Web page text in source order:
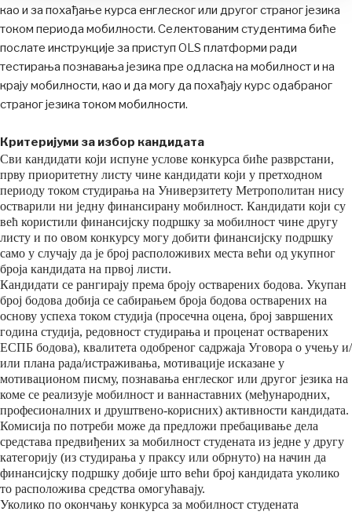
као и зa похађање курса енглеског или другог страног језика
током периода мобилности. Селектованим студентима биће
послате инструкције за приступ OLS платформи ради
тестирања познавања језика пре одласка на мобилност и на
крају мобилности, као и да могу да похађају курс одабраног
страног језика током мобилности.
Критеријуми за избор кандидата
Сви кандидати који испуне услове конкурса биће разврстани,
прву приоритетну листу чине кандидати који у претходном
периоду током студирања на Универзитету Метрополитан нису
остварили ни једну финансирану мобилност. Кандидати који су
већ користили финансијску подршку за мобилност чине другу
листу и по овом конкурсу могу добити финансијску подршку
само у случају да је број расположивих места већи од укупног
броја кандидата на првој листи.
Кандидати се рангирају према броју остварених бодова. Укупан
број бодова добија се сабирањем броја бодова остварених на
основу успеха током студија (просечна оцена, број завршених
година студија, редовност студирања и проценат остварених
ЕСПБ бодова), квалитета одобреног садржаја Уговора о учењу и/
или плана рада/истраживања, мотивације исказанe у
мотивационом писму, познавања енглеског или другог језика на
коме се реализује мобилност и ваннаставних (међународних,
професионалних и друштвено-корисних) активности кандидата.
Комисија по потреби може да предложи пребацивање дела
средстава предвиђених за мобилност студената из једне у другу
категорију (из студирања у праксу или обрнуто) на начин да
финансијску подршку добије што већи број кандидата уколико
то расположива средства омогућавају.
Уколико по окончању конкурса за мобилност студената